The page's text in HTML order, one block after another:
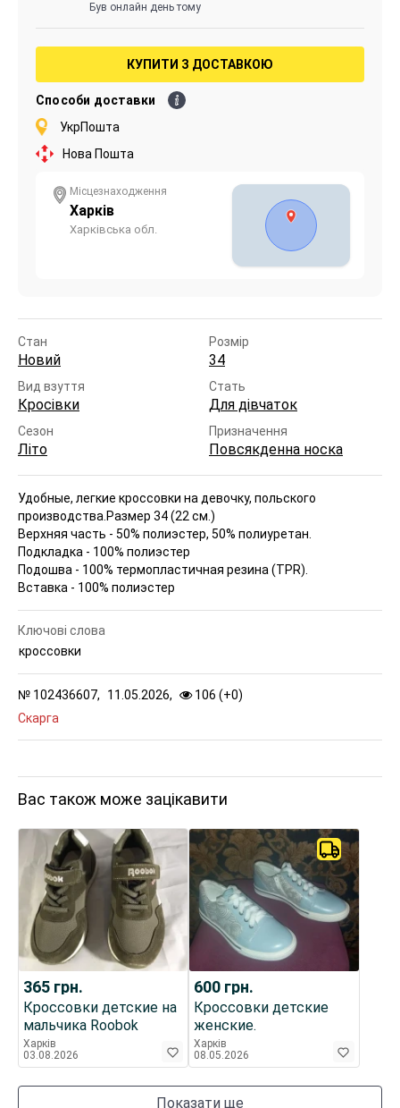
Був онлайн день тому
КУПИТИ З ДОСТАВКОЮ
Способи доставки
УкрПошта
Нова Пошта
Місцезнаходження
Харків
Харківська обл.
Стан
Новий
Розмір
34
Вид взуття
Кросівки
Стать
Для дівчаток
Сезон
Літо
Призначення
Повсякденна носка
Удобные, легкие кроссовки на девочку, польского
производства. Размер 34 (22 см.)
Верхняя часть - 50% полиэстер, 50% полиуретан.
Подкладка - 100% полиэстер
Подошва - 100% термопластичная резина (TPR).
Вставка - 100% полиэстер
№ 102436607, 11.05.2026, 106 (+0)
Скарга
Ключові слова
кроссовки
Вас також може зацікавити
365 грн.
Кроссовки детские на
мальчика Roobok
Харків
03.08.2026
600 грн.
Кроссовки детские
женские.
Харків
08.05.2026
Показати ще